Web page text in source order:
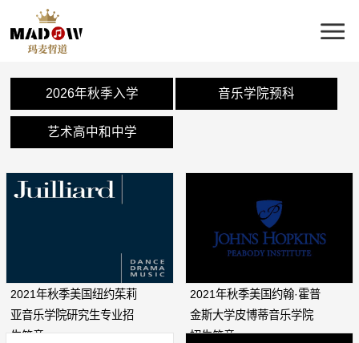
2026年秋季入学 音乐学院预科
艺术高中和中学
2021年秋季美国纽约茱莉
亚音乐学院研究生专业招
生简章
2021年秋季美国约翰·霍普
金斯大学皮博蒂音乐学院
招生简章